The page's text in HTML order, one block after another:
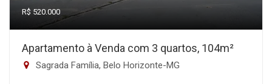
R$ 520.000
Apartamento à Venda com 3 quartos, 104m²
Sagrada Família, Belo Horizonte-MG